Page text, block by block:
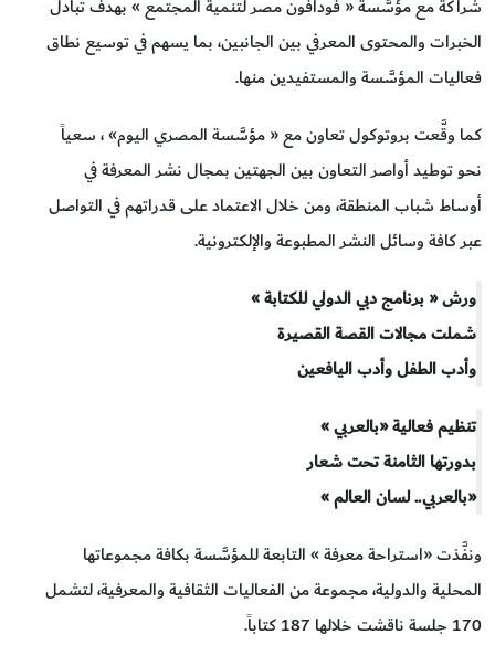
شراكة مع مؤسَّسة « فودافون مصر لتنمية المجتمع » بهدف تبادل
الخبرات والمحتوى المعرفي بين الجانبين، بما يسهم في توسيع نطاق
فعاليات المؤسَّسة والمستفيدين منها.
كما وقَّعت بروتوكول تعاون مع « مؤسَّسة المصري اليوم» ، سعياً
نحو توطيد أواصر التعاون بين الجهتين بمجال نشر المعرفة في
أوساط شباب المنطقة، ومن خلال الاعتماد على قدراتهم في التواصل
عبر كافة وسائل النشر المطبوعة والإلكترونية.
ورش « برنامج دبي الدولي للكتابة »
شملت مجالات القصة القصيرة
وأدب الطفل وأدب اليافعين
تنظيم فعالية «بالعربي »
بدورتها الثامنة تحت شعار
«بالعربي.. لسان العالم »
ونفَّذت «استراحة معرفة » التابعة للمؤسَّسة بكافة مجموعاتها
المحلية والدولية، مجموعة من الفعاليات الثقافية والمعرفية، لتشمل
170 جلسة ناقشت خلالها 187 كتاباً.